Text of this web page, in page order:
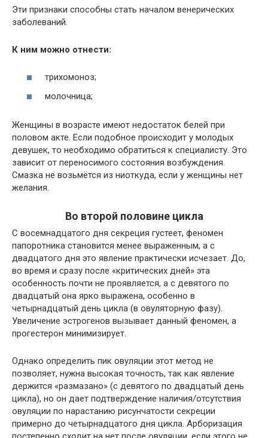
Эти признаки способны стать началом венерических
заболеваний.
К ним можно отнести:
трихомоноз;
молочница;
Женщины в возрасте имеют недостаток белей при
половом акте. Если подобное происходит у молодых
девушек, то необходимо обратиться к специалисту. Это
зависит от переносимого состояния возбуждения.
Смазка не возьмётся из ниоткуда, если у женщины нет
желания.
Во второй половине цикла
С восемнадцатого дня секреция густеет, феномен
папоротника становится менее выраженным, а с
двадцатого дня это явление практически исчезает. До,
во время и сразу после «критических дней» эта
особенность почти не проявляется, а с девятого по
двадцатый она ярко выражена, особенно в
четырнадцатый день цикла (в овуляторную фазу).
Увеличение эстрогенов вызывает данный феномен, а
прогестерон минимизирует.
Однако определить пик овуляции этот метод не
позволяет, нужна высокая точность, так как явление
держится «размазано» (с девятого по двадцатый день
цикла), но он дает подтверждение наличия/отсутствия
овуляции по нарастанию рисунчатости секреции
примерно до четырнадцатого дня цикла. Арборизация